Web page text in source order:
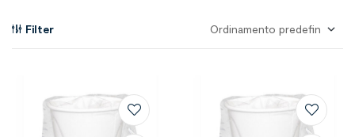
Filter